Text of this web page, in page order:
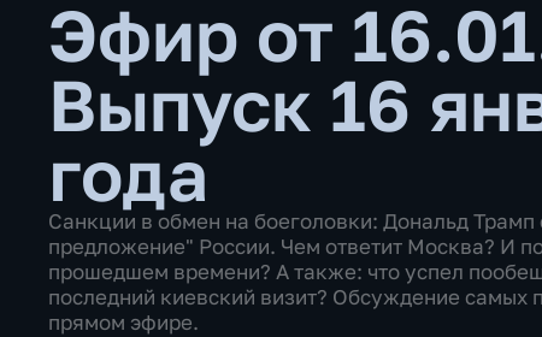
Эфир от
Выпуск 16
года
Санкции в обмен на боеголовки: Дональд
предложение" России. Чем ответит Москва? И
прошедшем времени? А также: что успел
последний киевский визит? Обсуждение самых
прямом эфире.